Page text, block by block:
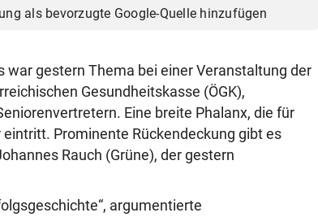
als bevorzugte Google-Quelle hinzufügen
war gestern Thema bei einer Veranstaltung der
Gesundheitskasse (ÖGK),
Eine breite Phalanx, die für
Prominente Rückendeckung gibt es
Rauch (Grüne), der gestern
argumentierte